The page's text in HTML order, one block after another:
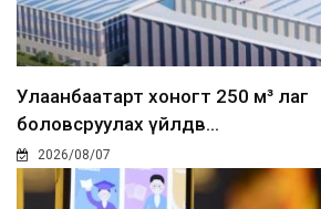
Улаанбаатарт хоногт 250 м³ лаг
боловсруулах үйлдв...
2026/08/07